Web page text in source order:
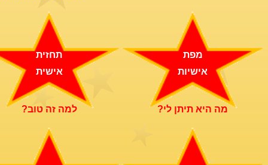
מפת
אישיות
מה היא תיתן לי?
תחזית
אישית
למה זה טוב?